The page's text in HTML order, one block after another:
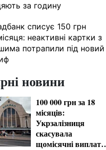
за годину
списує 150 грн
неактивні картки з
потрапили під новий
новини
100 000 грн за 18
місяців:
Укрзалізниця
скасувала
щомісячні виплати